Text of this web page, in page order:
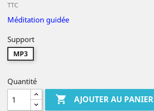
TTC
Méditation guidée
Support
MP3
Quantité
 AJOUTER AU PANIER